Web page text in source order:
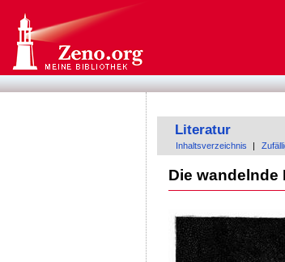
Literatur
Inhaltsverzeichnis
Die wandelnde